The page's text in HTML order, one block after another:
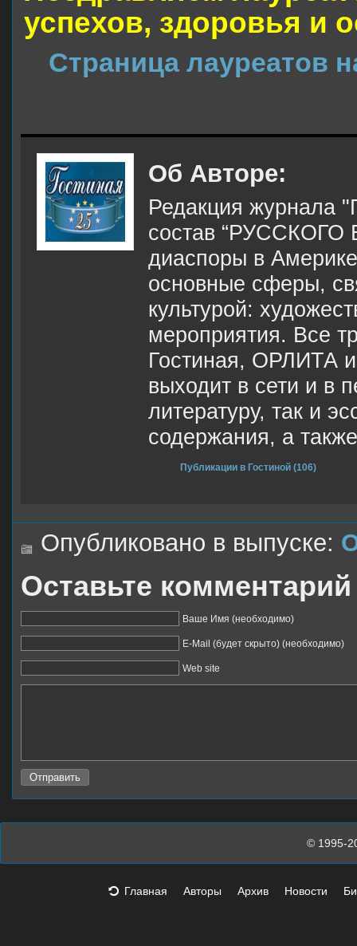
успехов, здоровья и
Страница лауреатов
Об Авторе:
Редакция журнала
состав “РУССКОГО
диаспоры в
основные сферы,
культурой:
мероприятия. Все
Гостиная, ОРЛИТА
выходит в сети и в
литературу, так и
содержания, а
Публикации в Гостиной (106)
Опубликовано в выпуске:
Оставьте комментарий
Ваше Имя (необходимо)
E-Mail (будет скрыто) (необходимо)
Web site
© 1995-
Главная Авторы Архив Новости